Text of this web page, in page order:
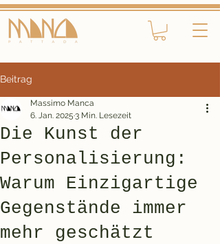
Beitrag
Die Kunst der
Personalisierung:
Warum Einzigartige
Gegenstände immer
mehr geschätzt
Massimo Manca
6. Jan. 2025 3 Min. Lesezeit